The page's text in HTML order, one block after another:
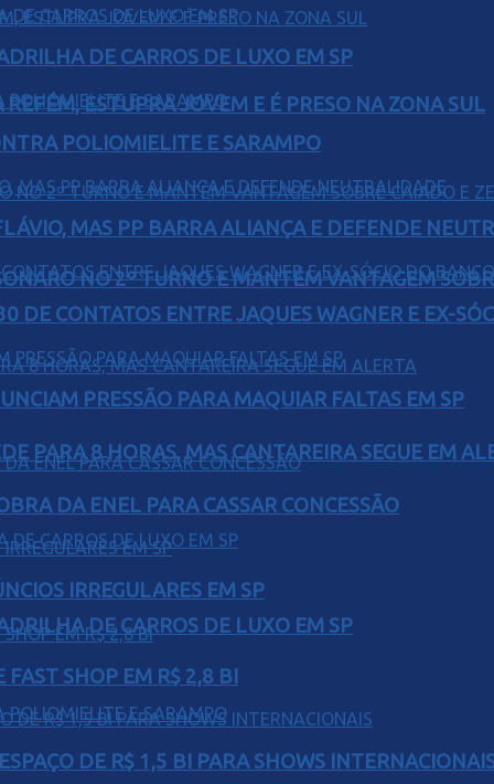
ESTUPRA JOVEM E É PRESO NA ZONA SUL
NO 2º TURNO E MANTÉM VANTAGEM
PARA 8 HORAS, MAS CANTAREIRA SEGUE EM
DE CARROS DE LUXO EM SP
DE CARROS DE LUXO EM SP
POLIOMIELITE E SARAMPO
MAS PP BARRA ALIANÇA E DEFENDE
DE CONTATOS ENTRE JAQUES WAGNER E EX-
PRESSÃO PARA MAQUIAR FALTAS EM SP
DA ENEL PARA CASSAR CONCESSÃO
IRREGULARES EM SP
SHOP EM R$ 2,8 BI
DE R$ 1,5 BI PARA SHOWS